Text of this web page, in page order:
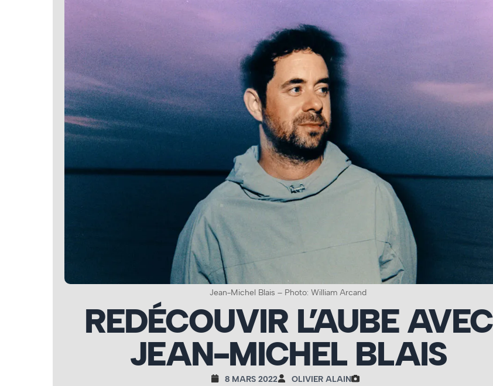
Jean-Michel Blais – Photo: William Arcand
REDÉCOUVIR L’AUBE AVEC
JEAN-MICHEL BLAIS
8 MARS 2022 OLIVIER ALAIN